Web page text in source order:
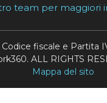
team per maggiori
fiscale e Partita
ALL RIGHTS
Mappa del sito